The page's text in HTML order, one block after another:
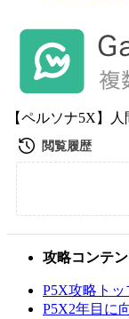
【ペルソナ5X】
攻略コンテ
P5X攻略トッ
P5X2年目に